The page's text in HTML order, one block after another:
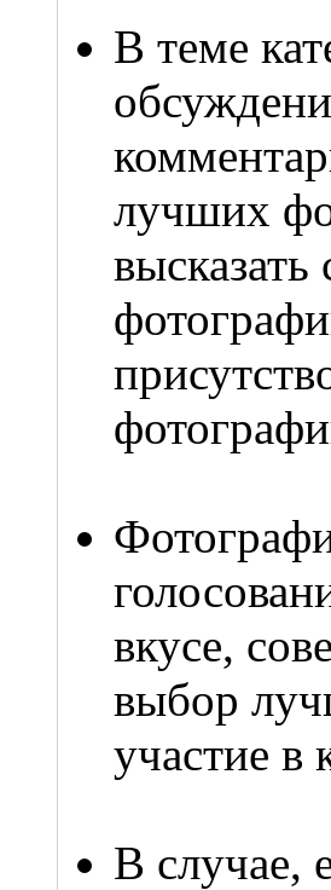
В теме
лучших
вкусе,
выбор
участие в
В случае,